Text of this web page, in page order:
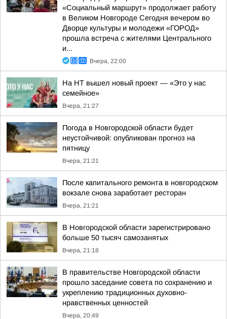
«Социальный маршрут» продолжает работу
в Великом Новгороде Сегодня вечером во
Дворце культуры и молодежи «ГОРОД»
прошла встреча с жителями Центрального
и...
Вчера, 22:00
На НТ вышел новый проект — «Это у нас
семейное»
Вчера, 21:27
Погода в Новгородской области будет
неустойчивой: опубликован прогноз на
пятницу
Вчера, 21:21
После капитального ремонта в новгородском
вокзале снова заработает ресторан
Вчера, 21:21
В Новгородской области зарегистрировано
больше 50 тысяч самозанятых
Вчера, 21:18
В правительстве Новгородской области
прошло заседание совета по сохранению и
укреплению традиционных духовно-
нравственных ценностей
Вчера, 20:49